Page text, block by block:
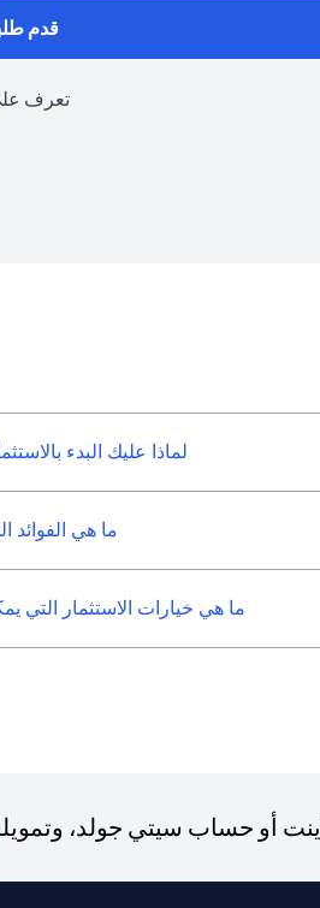
قدم
تعرف
لماذا عليك البدء
ما هي الفوائد
ما هي خيارات الاستثمار التي
أو حساب سيتي جولد،